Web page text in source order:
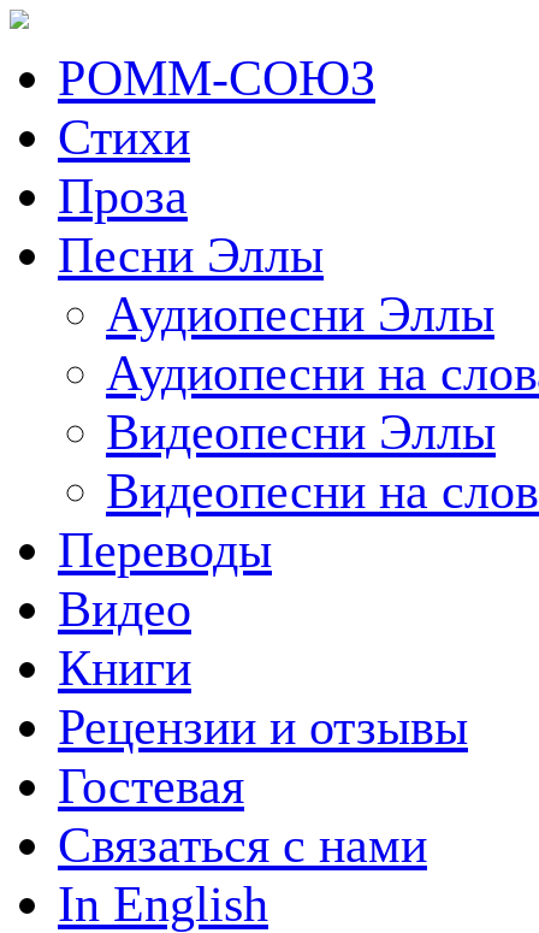
РОММ-СОЮЗ
Стихи
Проза
Песни Эллы
Аудиопесни Эллы
Аудиопесни на
Видеопесни Эллы
Видеопесни на
Переводы
Видео
Книги
Рецензии и отзывы
Гостевая
Связаться с нами
In English